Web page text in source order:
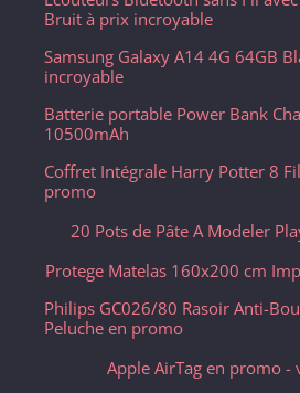
Bruit à prix incroyable
Samsung Galaxy A14 4G 64GB
incroyable
Batterie portable Power Bank
10500mAh
Coffret Intégrale Harry Potter 8
promo
20 Pots de Pâte A Modeler
Protege Matelas 160x200 cm
Philips GC026/80 Rasoir Anti-
Peluche en promo
Apple AirTag en promo -